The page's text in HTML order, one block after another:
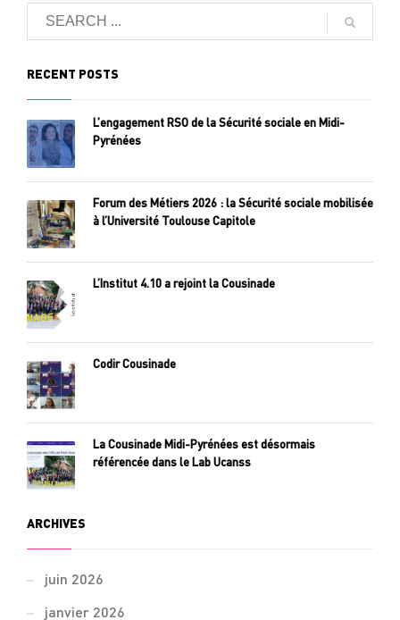
RECENT POSTS
L’engagement RSO de la Sécurité sociale en Midi-
Pyrénées
Forum des Métiers 2026 : la Sécurité sociale mobilisée
à l’Université Toulouse Capitole
L’Institut 4.10 a rejoint la Cousinade
Codir Cousinade
La Cousinade Midi-Pyrénées est désormais
référencée dans le Lab Ucanss
ARCHIVES
juin 2026
janvier 2026